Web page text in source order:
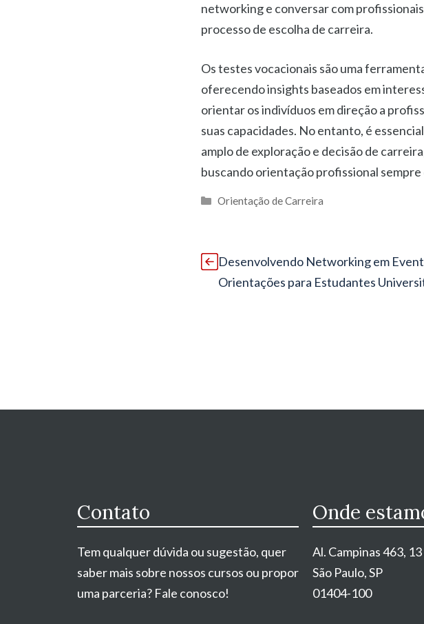
networking e conversar com
processo de escolha de carreira.
Os testes vocacionais são uma
oferecendo insights baseados em
orientar os indivíduos em direção a
suas capacidades. No entanto, é
amplo de exploração e decisão de
buscando orientação profissional sempre
Categorias
Orientação de Carreira
Desenvolvendo Networking em
Orientações para Estudantes
Contato
Tem qualquer dúvida ou sugestão, quer
saber mais sobre nossos cursos ou propor
uma parceria? Fale conosco!
Onde
Al. Campinas 463,
São Paulo, SP
01404-100